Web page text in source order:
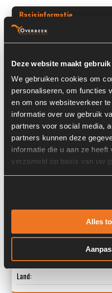
Deze website maakt
We gebruiken cookies om
personaliseren, om functies
en om ons websiteverkeer
informatie over uw gebruik
partners voor social media,
partners kunnen deze
informatie die u aan ze
verzameld op basis van uw
Alles
Basisinformatie
Voorraad nummer:
Machine:
Machine Type:
Onderdeel Merk:
Onderdeel Type:
Onderdeel nummer:
Serienummer:
Past op de volgende machines:
Land: